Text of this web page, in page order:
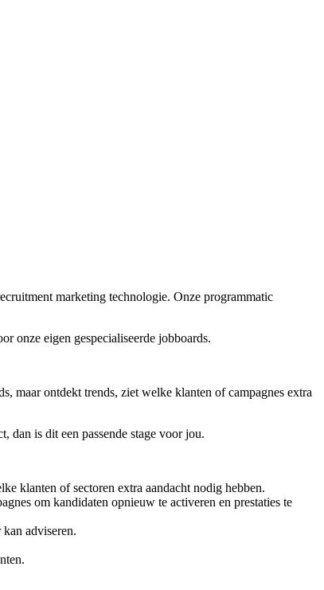
marketing technologie. Onze programmatic
onze eigen gespecialiseerde jobboards.
maar ontdekt trends, ziet welke klanten of campagnes extra
dan is dit een passende stage voor jou.
klanten of sectoren extra aandacht nodig hebben.
om kandidaten opnieuw te activeren en prestaties te
adviseren.